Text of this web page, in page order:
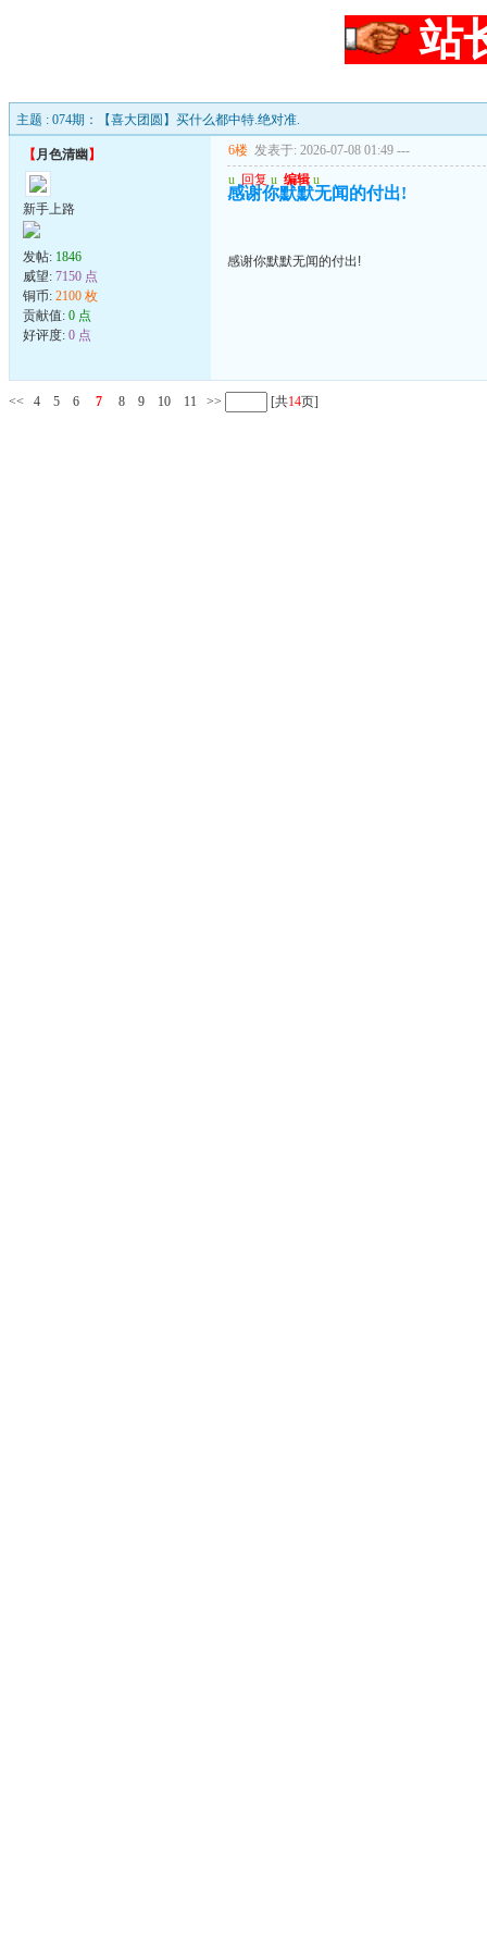
站
主题 : 074期：【喜大团圆】买什么都中特.绝对准.
【月色清幽 】
新手上路
发帖: 1846
威望: 7150 点
铜币: 2100 枚
贡献值: 0 点
好评度: 0 点
6楼 发表于: 2026-07-08 01:49 ---
u 回复 u 编辑 u
感谢你默默无闻的付出!
感谢你默默无闻的付出!
<< 4 5 6 7 8 9 10 11 >> [共14页]